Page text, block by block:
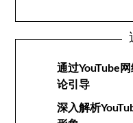
通过YouTube
论引导
深入解析